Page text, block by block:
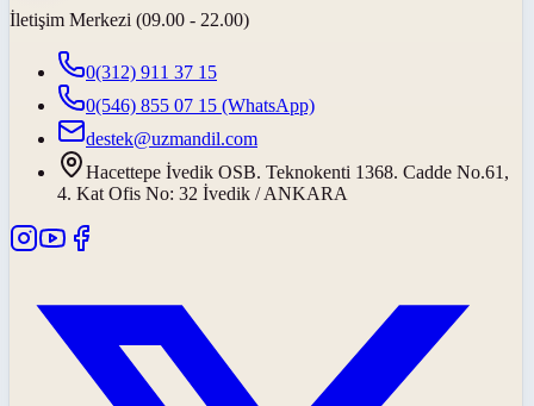
İletişim Merkezi (09.00 - 22.00)
0(312) 911 37 15
0(546) 855 07 15 (WhatsApp)
destek@uzmandil.com
Hacettepe İvedik OSB. Teknokenti 1368. Cadde No.61,
4. Kat Ofis No: 32 İvedik / ANKARA